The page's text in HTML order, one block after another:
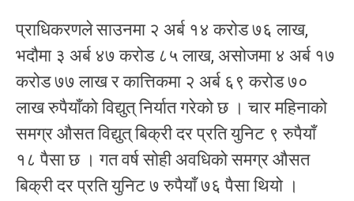
प्राधिकरणले साउनमा २ अर्ब १४ करोड ७६ लाख,
भदौमा ३ अर्ब ४७ करोड ८५ लाख, असोजमा ४ अर्ब १७
करोड ७७ लाख र कात्तिकमा २ अर्ब ६९ करोड ७०
लाख रुपैयाँको विद्युत् निर्यात गरेको छ । चार महिनाको
समग्र औसत विद्युत् बिक्री दर प्रति युनिट ९ रुपैयाँ
१८ पैसा छ । गत वर्ष सोही अवधिको समग्र औसत
बिक्री दर प्रति युनिट ७ रुपैयाँ ७६ पैसा थियो ।